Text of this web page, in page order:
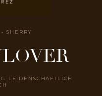
SHERRY
LEIDENSCHAFTLICH